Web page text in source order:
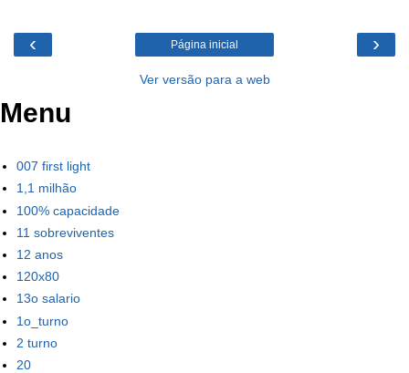
‹ ›
Página inicial
Ver versão para a web
Menu
007 first light
1,1 milhão
100% capacidade
11 sobreviventes
12 anos
120x80
13o salario
1o_turno
2 turno
20